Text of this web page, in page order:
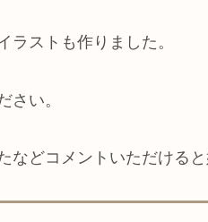
ラストも作りました。
さい。
どコメントいただけると